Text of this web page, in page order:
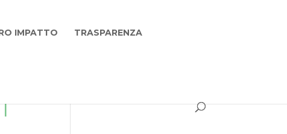
IMPATTO TRASPARENZA
|